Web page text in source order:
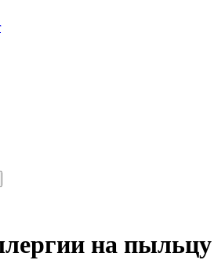
на